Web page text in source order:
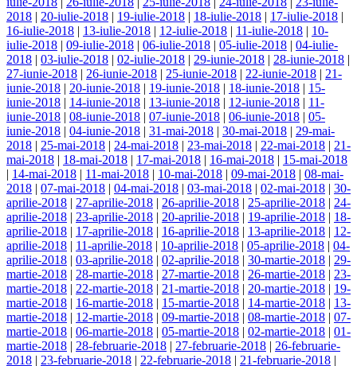
2018 | 20-iulie-2018 | 19-iulie-2018 | 18-iulie-2018 | 17-iulie-2018 |
16-iulie-2018 | 13-iulie-2018 | 12-iulie-2018 | 11-iulie-2018 | 10-
iulie-2018 | 09-iulie-2018 | 06-iulie-2018 | 05-iulie-2018 | 04-iulie-
2018 | 03-iulie-2018 | 02-iulie-2018 | 29-iunie-2018 | 28-iunie-2018 |
27-iunie-2018 | 26-iunie-2018 | 25-iunie-2018 | 22-iunie-2018 | 21-
iunie-2018 | 20-iunie-2018 | 19-iunie-2018 | 18-iunie-2018 | 15-
iunie-2018 | 14-iunie-2018 | 13-iunie-2018 | 12-iunie-2018 | 11-
iunie-2018 | 08-iunie-2018 | 07-iunie-2018 | 06-iunie-2018 | 05-
iunie-2018 | 04-iunie-2018 | 31-mai-2018 | 30-mai-2018 | 29-mai-
2018 | 25-mai-2018 | 24-mai-2018 | 23-mai-2018 | 22-mai-2018 | 21-
mai-2018 | 18-mai-2018 | 17-mai-2018 | 16-mai-2018 | 15-mai-2018
| 14-mai-2018 | 11-mai-2018 | 10-mai-2018 | 09-mai-2018 | 08-mai-
2018 | 07-mai-2018 | 04-mai-2018 | 03-mai-2018 | 02-mai-2018 | 30-
aprilie-2018 | 27-aprilie-2018 | 26-aprilie-2018 | 25-aprilie-2018 | 24-
aprilie-2018 | 23-aprilie-2018 | 20-aprilie-2018 | 19-aprilie-2018 | 18-
aprilie-2018 | 17-aprilie-2018 | 16-aprilie-2018 | 13-aprilie-2018 | 12-
aprilie-2018 | 11-aprilie-2018 | 10-aprilie-2018 | 05-aprilie-2018 | 04-
aprilie-2018 | 03-aprilie-2018 | 02-aprilie-2018 | 30-martie-2018 | 29-
martie-2018 | 28-martie-2018 | 27-martie-2018 | 26-martie-2018 | 23-
martie-2018 | 22-martie-2018 | 21-martie-2018 | 20-martie-2018 | 19-
martie-2018 | 16-martie-2018 | 15-martie-2018 | 14-martie-2018 | 13-
martie-2018 | 12-martie-2018 | 09-martie-2018 | 08-martie-2018 | 07-
martie-2018 | 06-martie-2018 | 05-martie-2018 | 02-martie-2018 | 01-
martie-2018 | 28-februarie-2018 | 27-februarie-2018 | 26-februarie-
2018 | 23-februarie-2018 | 22-februarie-2018 | 21-februarie-2018 |